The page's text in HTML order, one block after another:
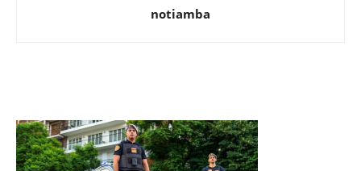
notiamba